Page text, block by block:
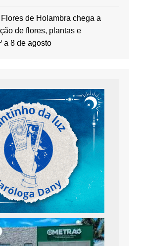
de Holambra chega a
de flores, plantas e
a 8 de agosto